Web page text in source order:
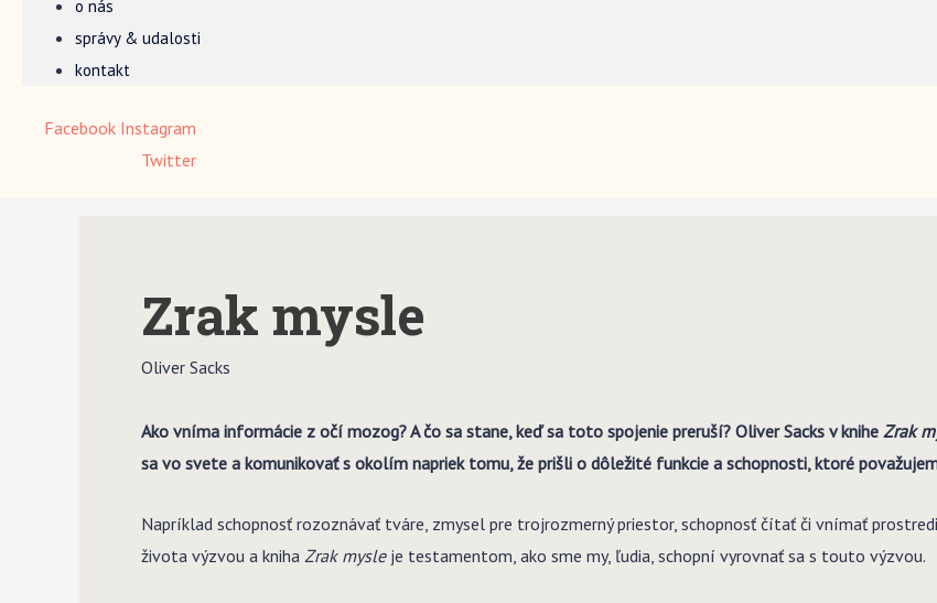
o nás
správy & udalosti
kontakt
Facebook Instagram
Twitter
Zrak mysle
Oliver Sacks
Ako vníma informácie z očí mozog? A čo sa stane, keď sa toto spojenie preruší? Oliver Sacks v knihe Zrak
sa vo svete a komunikovať s okolím napriek tomu, že prišli o dôležité funkcie a schopnosti, ktoré
Napríklad schopnosť rozoznávať tváre, zmysel pre trojrozmerný priestor, schopnosť čítať či vnímať
života výzvou a kniha Zrak mysle je testamentom, ako sme my, ľudia, schopní vyrovnať sa s touto výzvou.